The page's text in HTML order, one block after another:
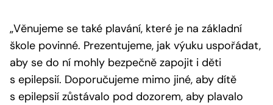
„Věnujeme se také plavání, které je na základní
škole povinné. Prezentujeme, jak výuku uspořádat,
aby se do ní mohly bezpečně zapojit i děti
s epilepsií. Doporučujeme mimo jiné, aby dítě
s epilepsií zůstávalo pod dozorem, aby plavalo